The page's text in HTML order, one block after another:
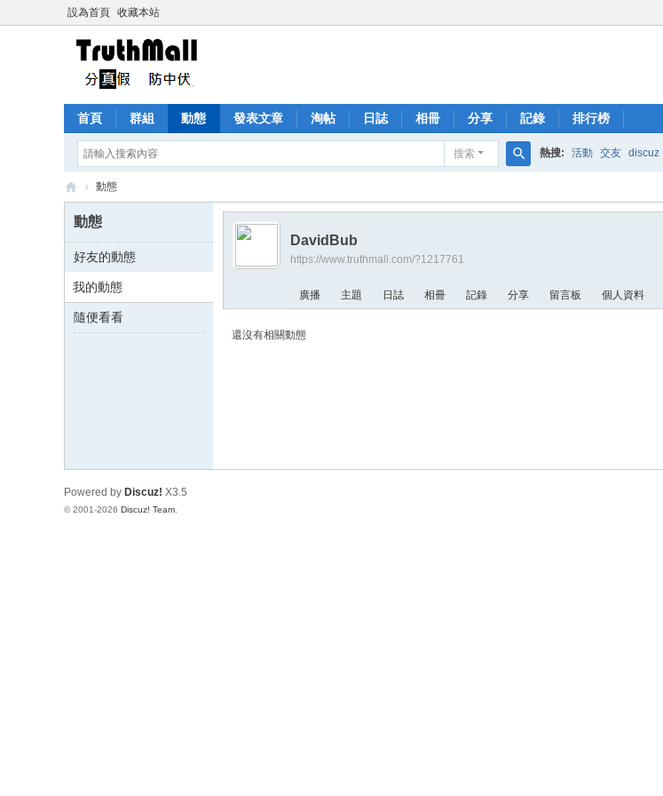
設為首頁 收藏本站
首頁 群組 動態 發表文章 淘帖 日誌 相冊 分享 記錄 排行榜
搜索
索
熱搜: 活動 交友 discuz
Tr
h
M
all
› 動態
動態
好友的動態
我的動態
隨便看看
DavidBub
https://www.truthmall.com/?1217761
廣播 主題 日誌 相冊 記錄 分享 留言板 個人資料
還沒有相關動態
Powered by Discuz! X3.5
© 2001-2026 Discuz! Team